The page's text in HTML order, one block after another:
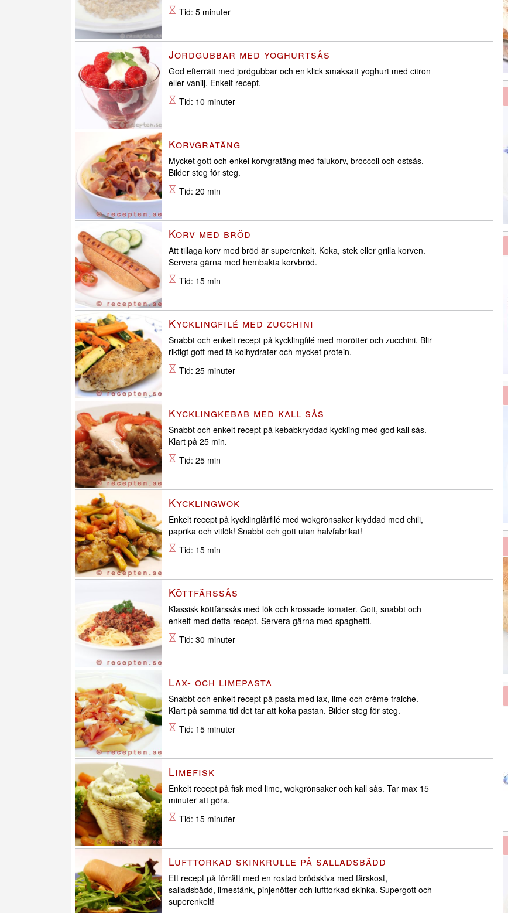
Tid: 5 minuter
Jordgubbar med yoghurtsås
God efterrätt med jordgubbar och en klick smaksatt yoghurt med citron
eller vanilj. Enkelt recept.
Tid: 10 minuter
Korvgratäng
Mycket gott och enkel korvgratäng med falukorv, broccoli och ostsås.
Bilder steg för steg.
Tid: 20 min
Korv med bröd
Att tillaga korv med bröd är superenkelt. Koka, stek eller grilla korven.
Servera gärna med hembakta korvbröd.
Tid: 15 min
Kycklingfilé med zucchini
Snabbt och enkelt recept på kycklingfilé med morötter och zucchini. Blir
riktigt gott med få kolhydrater och mycket protein.
Tid: 25 minuter
Kycklingkebab med kall sås
Snabbt och enkelt recept på kebabkryddad kyckling med god kall sås.
Klart på 25 min.
Tid: 25 min
Kycklingwok
Enkelt recept på kycklinglårfilé med wokgrönsaker kryddad med chili,
paprika och vitlök! Snabbt och gott utan halvfabrikat!
Tid: 15 min
Köttfärssås
Klassisk köttfärssås med lök och krossade tomater. Gott, snabbt och
enkelt med detta recept. Servera gärna med spaghetti.
Tid: 30 minuter
Lax- och limepasta
Snabbt och enkelt recept på pasta med lax, lime och crème fraiche.
Klart på samma tid det tar att koka pastan. Bilder steg för steg.
Tid: 15 minuter
Limefisk
Enkelt recept på fisk med lime, wokgrönsaker och kall sås. Tar max 15
minuter att göra.
Tid: 15 minuter
Lufttorkad skinkrulle på salladsbädd
Ett recept på förrätt med en rostad brödskiva med färskost,
salladsbädd, limestänk, pinjenötter och lufttorkad skinka. Supergott och
superenkelt!